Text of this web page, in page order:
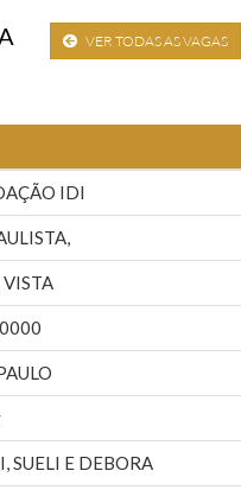
VER TODAS AS VAGAS
IDI
VISTA
SUELI E DEBORA